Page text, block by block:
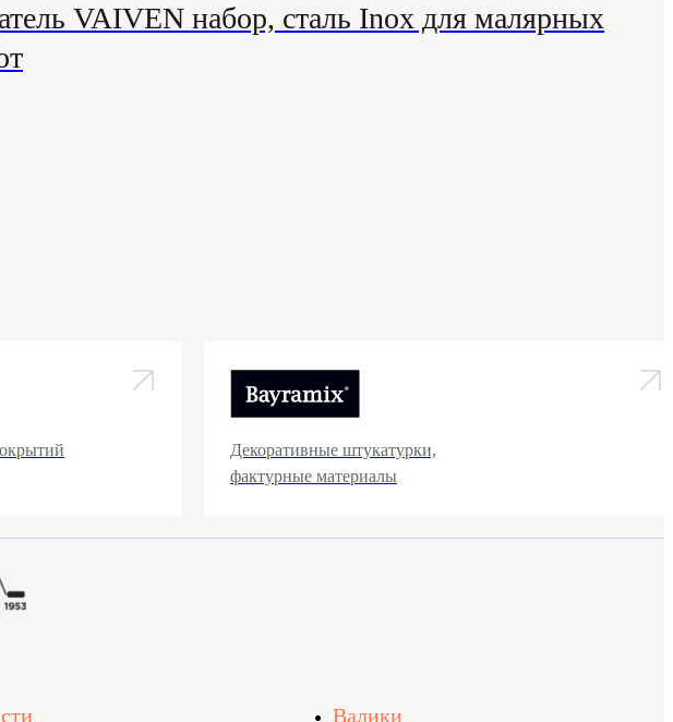
VAIVEN набор, сталь Inox для малярных
Декоративные штукатурки,
фактурные материалы
Валики